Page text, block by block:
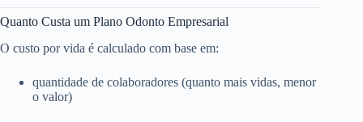
Quanto Custa um Plano Odonto Empresarial
O custo por vida é calculado com base em:
quantidade de colaboradores (quanto mais vidas, menor
o valor)